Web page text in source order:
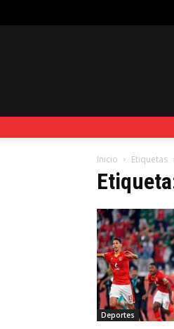
Inicio Etiquetas
Deportes